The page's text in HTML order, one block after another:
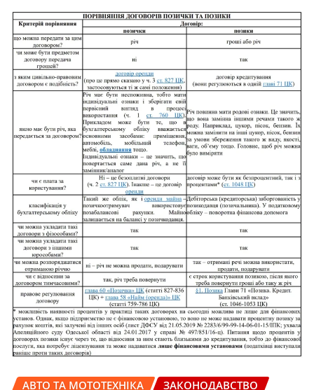
АВТО ТА МОТОТЕХНІКА ЗАКОНОДАВСТВО